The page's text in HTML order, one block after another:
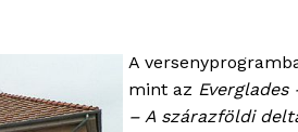
A
mint az Everglades
– A szárazföldi